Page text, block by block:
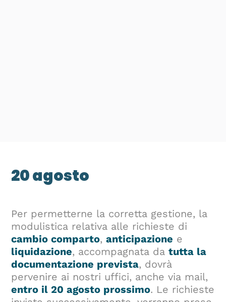
20 agosto
Per permetterne la corretta gestione, la
modulistica relativa alle richieste di
cambio comparto,anticipazione e
liquidazione, accompagnata datutta la
documentazione prevista, dovrà
pervenire ai nostri uffici, anche via mail,
entro il 20 agosto prossimo. Le richieste